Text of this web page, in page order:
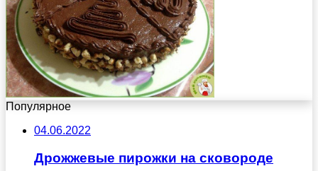
Популярное
04.06.2022
Дрожжевые пирожки на сковороде